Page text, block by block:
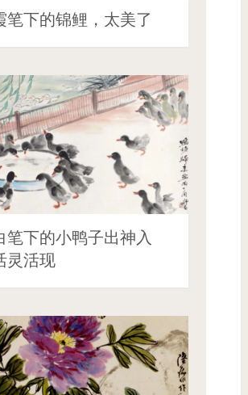
笔下的锦鲤，太美了
笔下的小鸭子出神入
灵活现